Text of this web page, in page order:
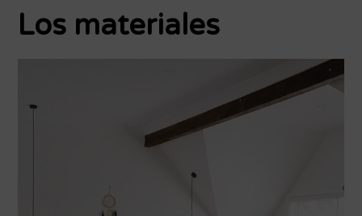
Los materiales